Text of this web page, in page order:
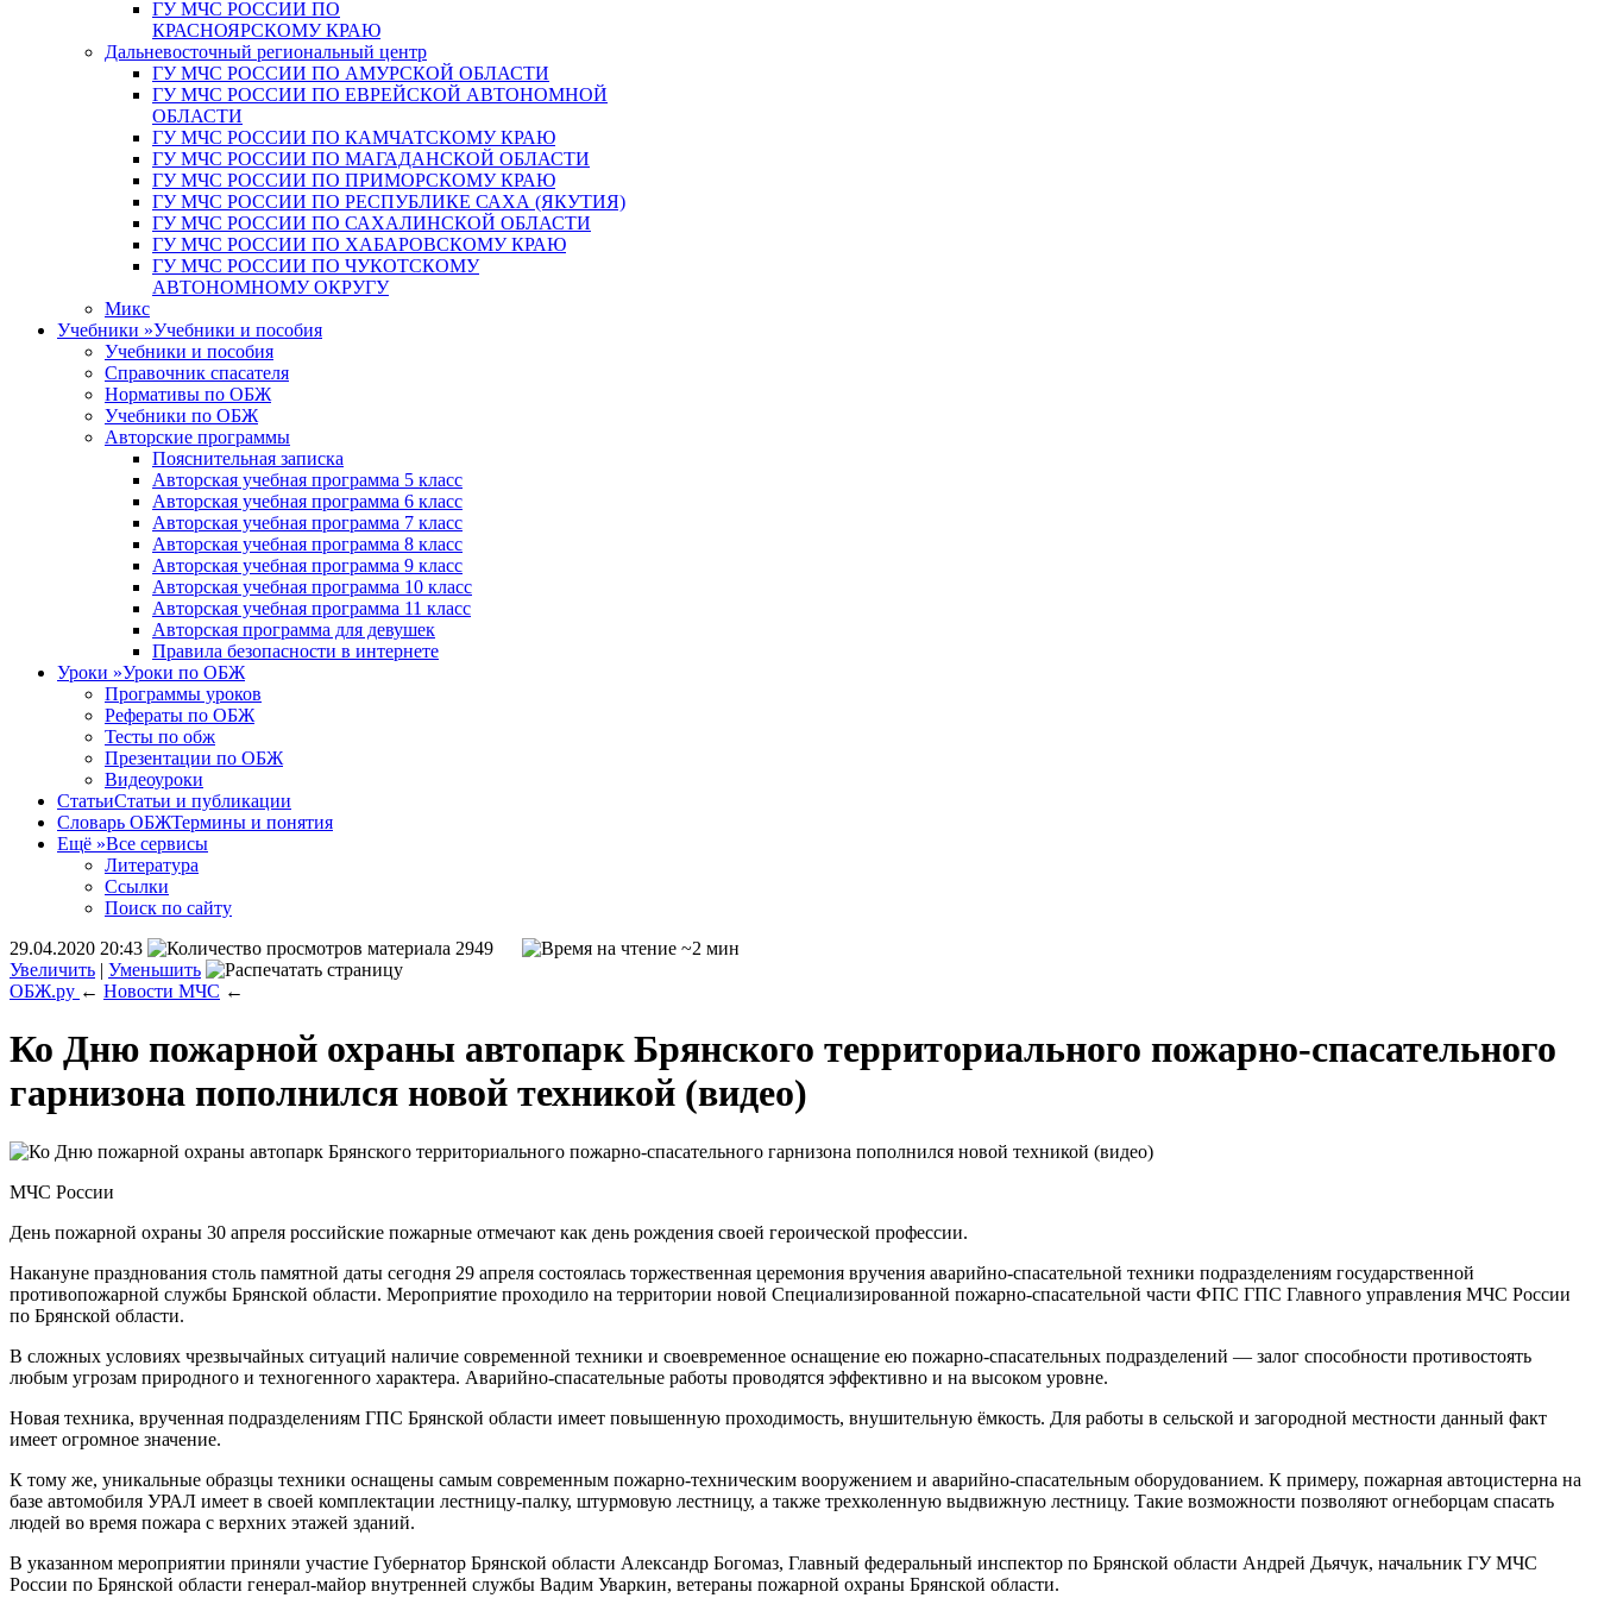
ГУ МЧС РОССИИ ПО
КРАСНОЯРСКОМУ КРАЮ
Дальневосточный региональный центр
ГУ МЧС РОССИИ ПО АМУРСКОЙ ОБЛАСТИ
ГУ МЧС РОССИИ ПО ЕВРЕЙСКОЙ АВТОНОМНОЙ
ОБЛАСТИ
ГУ МЧС РОССИИ ПО КАМЧАТСКОМУ КРАЮ
ГУ МЧС РОССИИ ПО МАГАДАНСКОЙ ОБЛАСТИ
ГУ МЧС РОССИИ ПО ПРИМОРСКОМУ КРАЮ
ГУ МЧС РОССИИ ПО РЕСПУБЛИКЕ САХА (ЯКУТИЯ)
ГУ МЧС РОССИИ ПО САХАЛИНСКОЙ ОБЛАСТИ
ГУ МЧС РОССИИ ПО ХАБАРОВСКОМУ КРАЮ
ГУ МЧС РОССИИ ПО ЧУКОТСКОМУ
АВТОНОМНОМУ ОКРУГУ
Микс
Учебники »Учебники и пособия
Учебники и пособия
Справочник спасателя
Нормативы по ОБЖ
Учебники по ОБЖ
Авторские программы
Пояснительная записка
Авторская учебная программа 5 класс
Авторская учебная программа 6 класс
Авторская учебная программа 7 класс
Авторская учебная программа 8 класс
Авторская учебная программа 9 класс
Авторская учебная программа 10 класс
Авторская учебная программа 11 класс
Авторская программа для девушек
Правила безопасности в интернете
Уроки »Уроки по ОБЖ
Программы уроков
Рефераты по ОБЖ
Тесты по обж
Презентации по ОБЖ
Видеоуроки
СтатьиСтатьи и публикации
Словарь ОБЖТермины и понятия
Ещё »Все сервисы
Литература
Ссылки
Поиск по сайту
29.04.2020 20:43
2949
~2 мин
Увеличить | Уменьшить
ОБЖ.ру ← Новости МЧС ←
Ко Дню пожарной охраны автопарк Брянского территориального пожарно-спасательного
гарнизона пополнился новой техникой (видео)
МЧС России
День пожарной охраны 30 апреля российские пожарные отмечают как день рождения своей героической профессии.
Накануне празднования столь памятной даты сегодня 29 апреля состоялась торжественная церемония вручения аварийно-спасательной техники подразделениям государственной
противопожарной службы Брянской области. Мероприятие проходило на территории новой Специализированной пожарно-спасательной части ФПС ГПС Главного управления МЧС России
по Брянской области.
В сложных условиях чрезвычайных ситуаций наличие современной техники и своевременное оснащение ею пожарно-спасательных подразделений — залог способности противостоять
любым угрозам природного и техногенного характера. Аварийно-спасательные работы проводятся эффективно и на высоком уровне.
Новая техника, врученная подразделениям ГПС Брянской области имеет повышенную проходимость, внушительную ёмкость. Для работы в сельской и загородной местности данный факт
имеет огромное значение.
К тому же, уникальные образцы техники оснащены самым современным пожарно-техническим вооружением и аварийно-спасательным оборудованием. К примеру, пожарная автоцистерна на
базе автомобиля УРАЛ имеет в своей комплектации лестницу-палку, штурмовую лестницу, а также трехколенную выдвижную лестницу. Такие возможности позволяют огнеборцам спасать
людей во время пожара с верхних этажей зданий.
В указанном мероприятии приняли участие Губернатор Брянской области Александр Богомаз, Главный федеральный инспектор по Брянской области Андрей Дьячук, начальник ГУ МЧС
России по Брянской области генерал-майор внутренней службы Вадим Уваркин, ветераны пожарной охраны Брянской области.